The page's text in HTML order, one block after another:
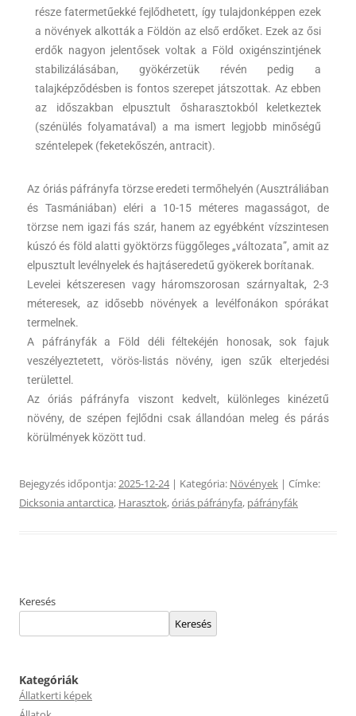
része fatermetűekké fejlődhetett, így tulajdonképpen ezek
a növények alkották a Földön az első erdőket. Ezek az ősi
erdők nagyon jelentősek voltak a Föld oxigénszintjének
stabilizálásában, gyökérzetük révén pedig a
talajképződésben is fontos szerepet játszottak. Az ebben
az időszakban elpusztult ősharasztokból keletkeztek
(szénülés folyamatával) a ma ismert legjobb minőségű
széntelepek (feketekőszén, antracit).
Az óriás páfrányfa törzse eredeti termőhelyén (Ausztráliában
és Tasmániában) eléri a 10-15 méteres magasságot, de
törzse nem igazi fás szár, hanem az egyébként vízszintesen
kúszó és föld alatti gyöktörzs függőleges „változata”, amit az
elpusztult levélnyelek és hajtáseredetű gyökerek borítanak.
Levelei kétszeresen vagy háromszorosan szárnyaltak, 2-3
méteresek, az idősebb növények a levélfonákon spórákat
termelnek.
A páfrányfák a Föld déli féltekéjén honosak, sok fajuk
veszélyeztetett, vörös-listás növény, igen szűk elterjedési
területtel.
Az óriás páfrányfa viszont kedvelt, különleges kinézetű
növény, de szépen fejlődni csak állandóan meleg és párás
körülmények között tud.
Bejegyzés időpontja:2025-12-24| Kategória: Növények | Címke:
Dicksonia antarctica, Harasztok,óriás páfrányfa, páfrányfák
Keresés
Keresés
Kategóriák
Állatkerti képek